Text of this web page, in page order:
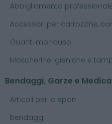
Abbigliamento
Accessori per carrozzine,
Guanti monouso
Mascherine igieniche e
Bendaggi, Garze e
Articoli per lo sport
Bendaggi